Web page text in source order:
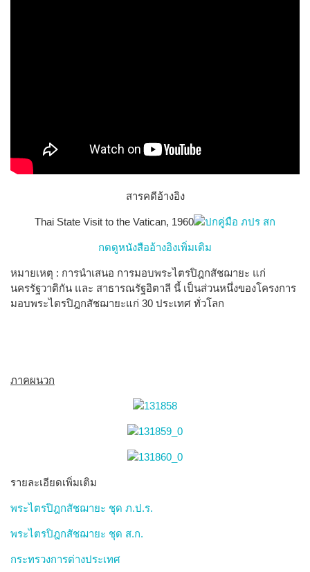
สารคดีอ้างอิง
Thai State Visit to the Vatican, 1960
กดดูหนังสืออ้างอิงเพิ่มเติม
หมายเหตุ : การนำเสนอ การมอบพระไตรปิฎกสัชฌายะ แก่
นครรัฐวาติกัน และ สาธารณรัฐอิตาลี นี้ เป็นส่วนหนึ่งของโครงการ
มอบพระไตรปิฎกสัชฌายะแก่ 30 ประเทศ ทั่วโลก
ภาคผนวก
รายละเอียดเพิ่มเติม
พระไตรปิฎกสัชฌายะ ชุด ภ.ป.ร.
พระไตรปิฎกสัชฌายะ ชุด ส.ก.
กระทรวงการต่างประเทศ